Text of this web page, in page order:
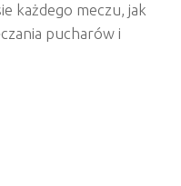
każdego meczu, jak
pucharów i